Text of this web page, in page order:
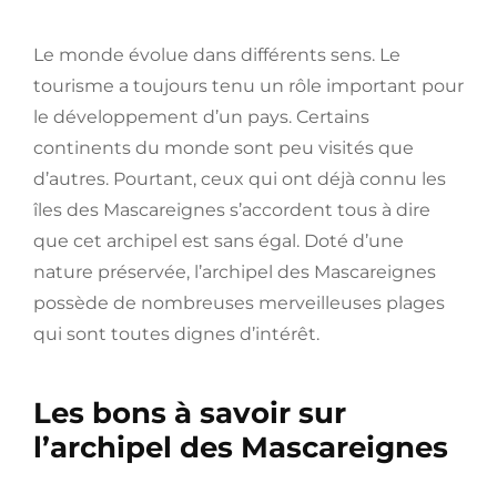
Le monde évolue dans différents sens. Le
tourisme a toujours tenu un rôle important pour
le développement d’un pays. Certains
continents du monde sont peu visités que
d’autres. Pourtant, ceux qui ont déjà connu les
îles des Mascareignes s’accordent tous à dire
que cet archipel est sans égal. Doté d’une
nature préservée, l’archipel des Mascareignes
possède de nombreuses merveilleuses plages
qui sont toutes dignes d’intérêt.
Les bons à savoir sur
l’archipel des Mascareignes